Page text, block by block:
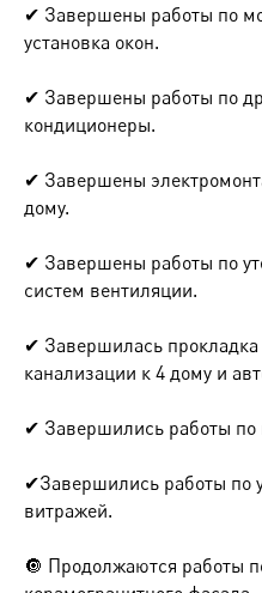
✔ Завершены работы по
установка окон.
✔ Завершены работы по
кондиционеры.
✔ Завершены
дому.
✔ Завершены работы по
систем вентиляции.
✔ Завершилась
канализации к 4 дому и
✔ Завершились работы
✔Завершились работы по
витражей.
🔘 Продолжаются работы